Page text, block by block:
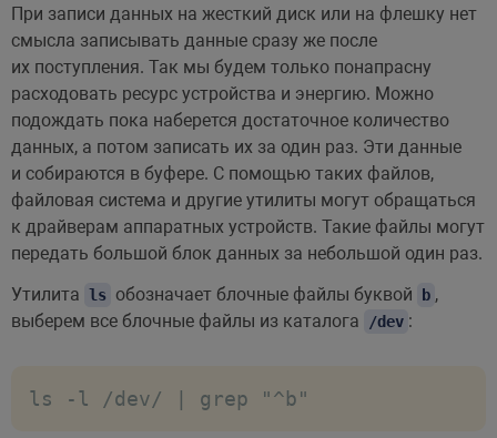
При записи данных на жесткий диск или на флешку нет
смысла записывать данные сразу же после
их поступления. Так мы будем только понапрасну
расходовать ресурс устройства и энергию. Можно
подождать пока наберется достаточное количество
данных, а потом записать их за один раз. Эти данные
и собираются в буфере. С помощью таких файлов,
файловая система и другие утилиты могут обращаться
к драйверам аппаратных устройств. Такие файлы могут
передать большой блок данных за небольшой один раз.
Утилита ls обозначает блочные файлы буквой b ,
выберем все блочные файлы из каталога
/dev :
ls -l /dev/ | grep "^b"